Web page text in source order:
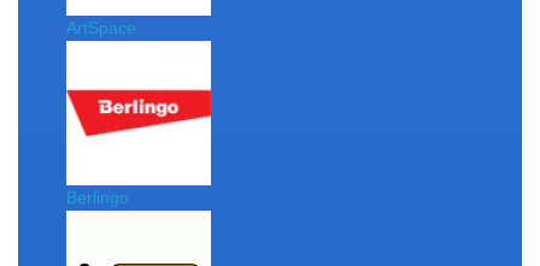
ArtSpace
Berlingo